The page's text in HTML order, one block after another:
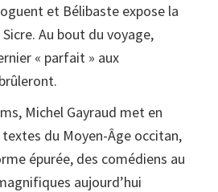
et Bélibaste expose la
Au bout du voyage,
« parfait » aux
Michel Gayraud met en
du Moyen-Âge occitan,
épurée, des comédiens au
aujourd’hui